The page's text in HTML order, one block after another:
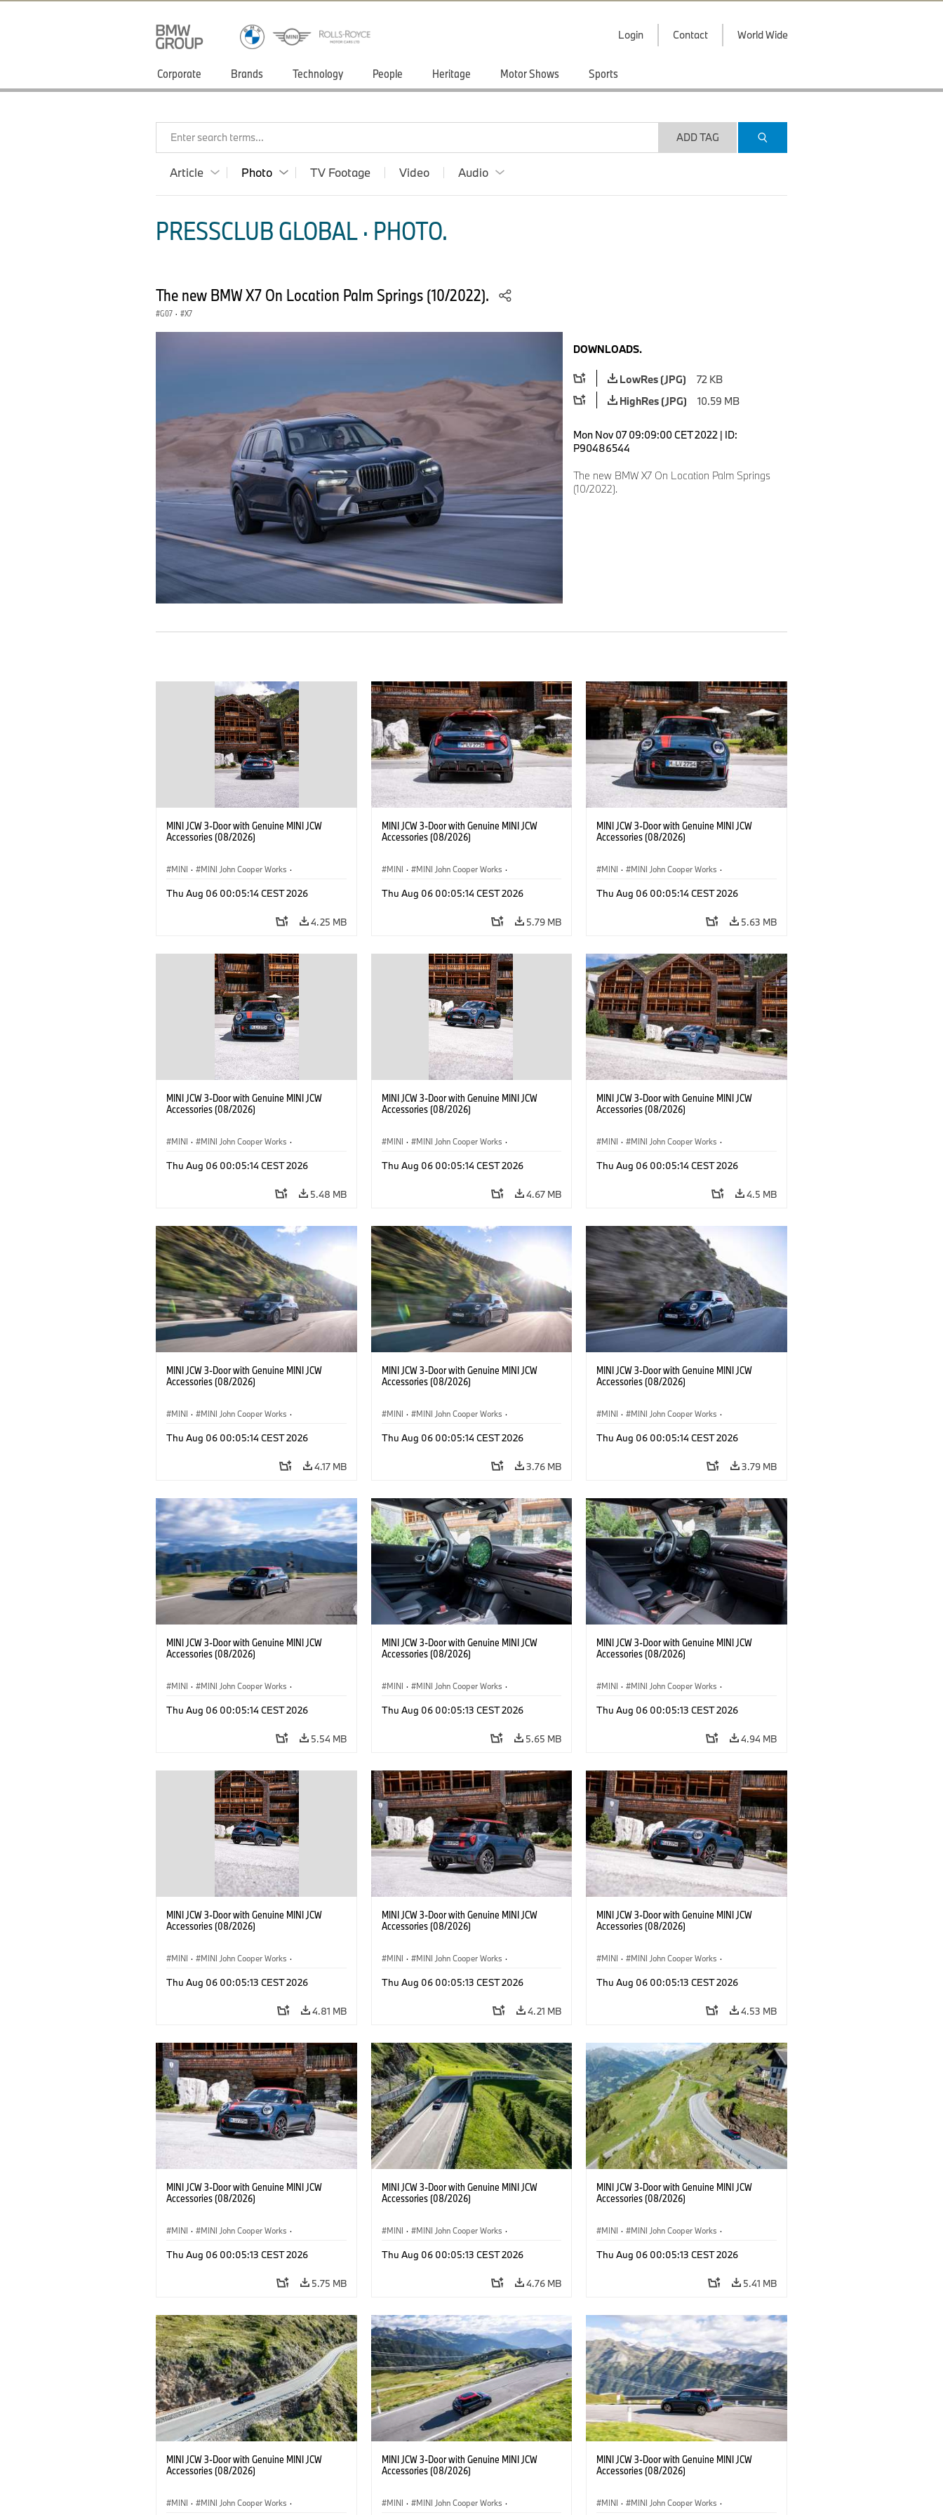
Login Contact World Wide
Corporate Brands Technology People Heritage Motor Shows Sports
Enter search terms... ADD TAG
Article Photo TV Footage Video Audio
PRESSCLUB GLOBAL · PHOTO.
The new BMW X7 On Location Palm Springs (10/2022).
G07 · X7
DOWNLOADS.
LowRes (JPG)
72 KB
HighRes (JPG)
10.59 MB
Mon Nov 07 09:09:00 CET 2022 | ID:
P90486544
The new BMW X7 On Location Palm Springs
(10/2022).
MINI JCW 3-Door with Genuine MINI JCW
Accessories (08/2026)
MINI · MINI John Cooper Works ·
Optional Extras, Accessories
Thu Aug 06 00:05:14 CEST 2026
4.25 MB
MINI JCW 3-Door with Genuine MINI JCW
Accessories (08/2026)
MINI · MINI John Cooper Works ·
Optional Extras, Accessories
Thu Aug 06 00:05:14 CEST 2026
5.79 MB
MINI JCW 3-Door with Genuine MINI JCW
Accessories (08/2026)
MINI · MINI John Cooper Works ·
Optional Extras, Accessories
Thu Aug 06 00:05:14 CEST 2026
5.63 MB
MINI JCW 3-Door with Genuine MINI JCW
Accessories (08/2026)
MINI · MINI John Cooper Works ·
Optional Extras, Accessories
Thu Aug 06 00:05:14 CEST 2026
5.48 MB
MINI JCW 3-Door with Genuine MINI JCW
Accessories (08/2026)
MINI · MINI John Cooper Works ·
Optional Extras, Accessories
Thu Aug 06 00:05:14 CEST 2026
4.67 MB
MINI JCW 3-Door with Genuine MINI JCW
Accessories (08/2026)
MINI · MINI John Cooper Works ·
Optional Extras, Accessories
Thu Aug 06 00:05:14 CEST 2026
4.5 MB
MINI JCW 3-Door with Genuine MINI JCW
Accessories (08/2026)
MINI · MINI John Cooper Works ·
Optional Extras, Accessories
Thu Aug 06 00:05:14 CEST 2026
4.17 MB
MINI JCW 3-Door with Genuine MINI JCW
Accessories (08/2026)
MINI · MINI John Cooper Works ·
Optional Extras, Accessories
Thu Aug 06 00:05:14 CEST 2026
3.76 MB
MINI JCW 3-Door with Genuine MINI JCW
Accessories (08/2026)
MINI · MINI John Cooper Works ·
Optional Extras, Accessories
Thu Aug 06 00:05:14 CEST 2026
3.79 MB
MINI JCW 3-Door with Genuine MINI JCW
Accessories (08/2026)
MINI · MINI John Cooper Works ·
Optional Extras, Accessories
Thu Aug 06 00:05:14 CEST 2026
5.54 MB
MINI JCW 3-Door with Genuine MINI JCW
Accessories (08/2026)
MINI · MINI John Cooper Works ·
Optional Extras, Accessories
Thu Aug 06 00:05:13 CEST 2026
5.65 MB
MINI JCW 3-Door with Genuine MINI JCW
Accessories (08/2026)
MINI · MINI John Cooper Works ·
Optional Extras, Accessories
Thu Aug 06 00:05:13 CEST 2026
4.94 MB
MINI JCW 3-Door with Genuine MINI JCW
Accessories (08/2026)
MINI · MINI John Cooper Works ·
Optional Extras, Accessories
Thu Aug 06 00:05:13 CEST 2026
4.81 MB
MINI JCW 3-Door with Genuine MINI JCW
Accessories (08/2026)
MINI · MINI John Cooper Works ·
Optional Extras, Accessories
Thu Aug 06 00:05:13 CEST 2026
4.21 MB
MINI JCW 3-Door with Genuine MINI JCW
Accessories (08/2026)
MINI · MINI John Cooper Works ·
Optional Extras, Accessories
Thu Aug 06 00:05:13 CEST 2026
4.53 MB
MINI JCW 3-Door with Genuine MINI JCW
Accessories (08/2026)
MINI · MINI John Cooper Works ·
Optional Extras, Accessories
Thu Aug 06 00:05:13 CEST 2026
5.75 MB
MINI JCW 3-Door with Genuine MINI JCW
Accessories (08/2026)
MINI · MINI John Cooper Works ·
Optional Extras, Accessories
Thu Aug 06 00:05:13 CEST 2026
4.76 MB
MINI JCW 3-Door with Genuine MINI JCW
Accessories (08/2026)
MINI · MINI John Cooper Works ·
Optional Extras, Accessories
Thu Aug 06 00:05:13 CEST 2026
5.41 MB
MINI JCW 3-Door with Genuine MINI JCW
Accessories (08/2026)
MINI · MINI John Cooper Works ·
MINI JCW 3-Door with Genuine MINI JCW
Accessories (08/2026)
MINI · MINI John Cooper Works ·
MINI JCW 3-Door with Genuine MINI JCW
Accessories (08/2026)
MINI · MINI John Cooper Works ·